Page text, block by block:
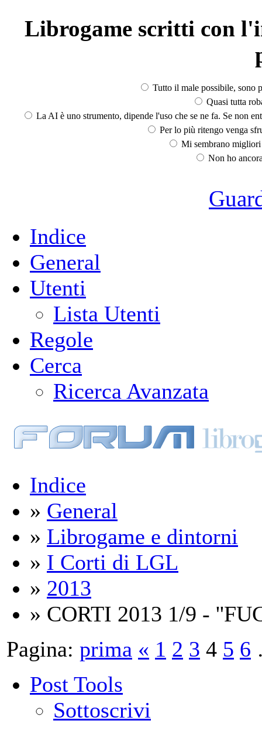
Librogame scritti con
Tutto il male possibile, sono
Quasi tutta
La AI è uno strumento, dipende l'uso che se ne fa. Se non
Per lo più ritengo venga
Mi sembrano
Non ho
Indice
General
Utenti
Lista Utenti
Regole
Cerca
Ricerca Avanzata
Indice
» General
» Librogame e dintorni
» I Corti di LGL
» 2013
» CORTI 2013 1/9 -
Pagina: prima « 1 2 3 4 5 6
Post Tools
Sottoscrivi